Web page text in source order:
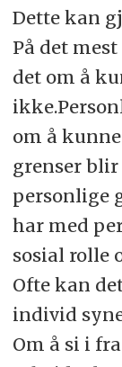
Dette kan
På det
det om å
om å
grenser blir
personlige
har med
sosial rolle
Ofte kan
individ
Om å si i